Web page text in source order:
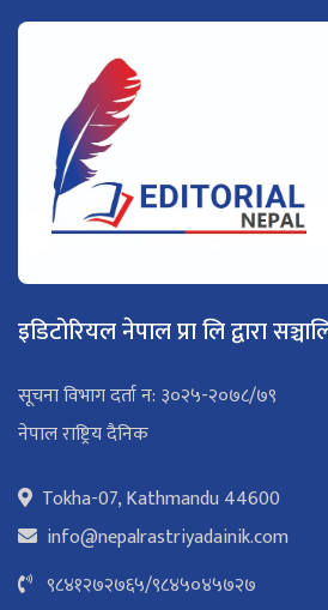
इडिटोरियल नेपाल प्रा लि द्वारा
सूचना विभाग दर्ता न: ३०२५-२०७८/७९
नेपाल राष्ट्रिय दैनिक
Tokha-07, Kathmandu 44600
info@nepalrastriyadainik.com
९८४१२७२७६५/९८४५०४५७२७